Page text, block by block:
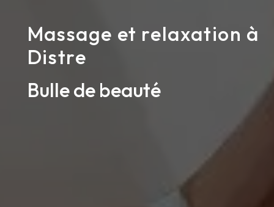
Massage et relaxation à
Distre
Bulle de beauté